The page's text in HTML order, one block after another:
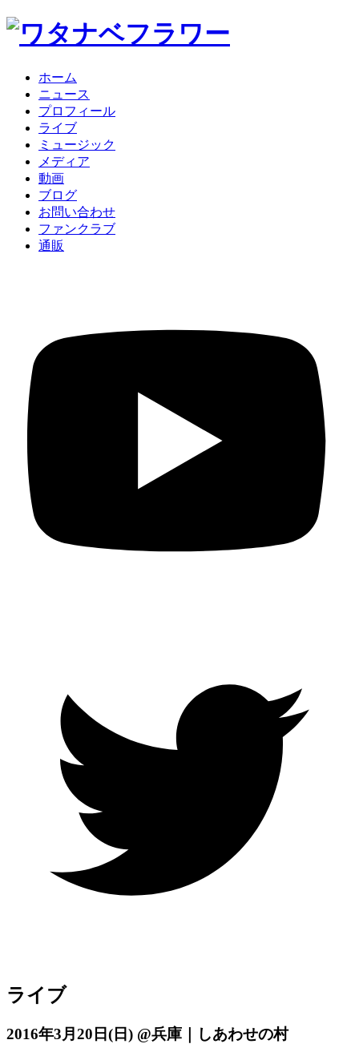
ホーム
ニュース
プロフィール
ライブ
ミュージック
メディア
動画
ブログ
お問い合わせ
ファンクラブ
通販
ライブ
2016年3月20日(日) @兵庫｜しあわせの村